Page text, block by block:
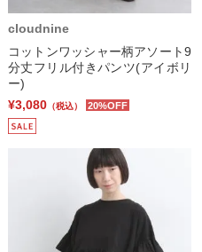
cloudnine
コットンワッシャー柄アソート9
分丈フリル付きパンツ(アイボリ
ー)
¥3,080 （税込） 20%OFF